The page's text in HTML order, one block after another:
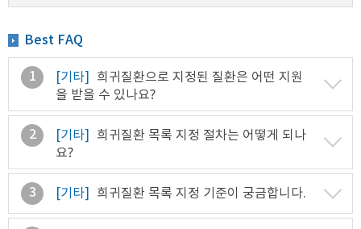
Best FAQ
1 [기타]
희귀질환으로 지정된 질환은 어떤 지원
을 받을 수 있나요?
2 [기타]
희귀질환 목록 지정 절차는 어떻게 되나
요?
3 [기타] 희귀질환 목록 지정 기준이 궁금합니다.